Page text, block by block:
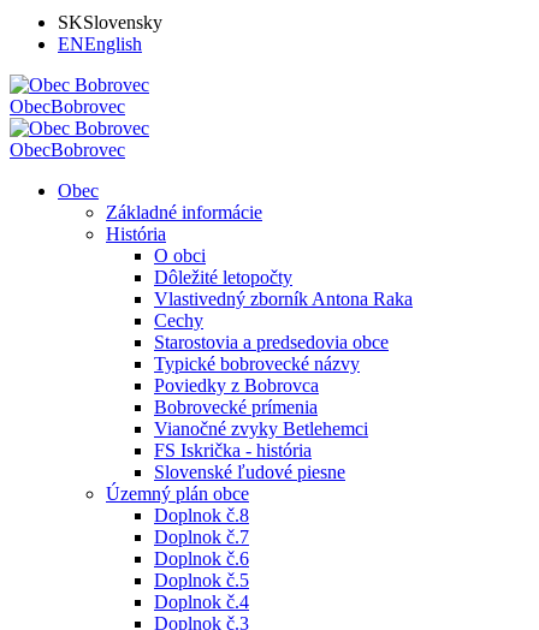
SKSlovensky
ENEnglish
ObecBobrovec
ObecBobrovec
Obec
Základné informácie
História
O obci
Dôležité letopočty
Vlastivedný zborník Antona Raka
Cechy
Starostovia a predsedovia obce
Typické bobrovecké názvy
Poviedky z Bobrovca
Bobrovecké prímenia
Vianočné zvyky Betlehemci
FS Iskrička - história
Slovenské ľudové piesne
Územný plán obce
Doplnok č.8
Doplnok č.7
Doplnok č.6
Doplnok č.5
Doplnok č.4
Doplnok č.3